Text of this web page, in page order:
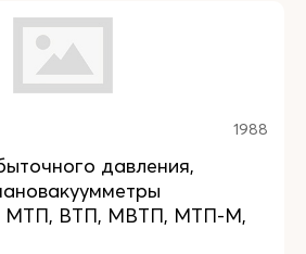
1988
давления,
МТП, ВТП, МВТП, МТП-М,